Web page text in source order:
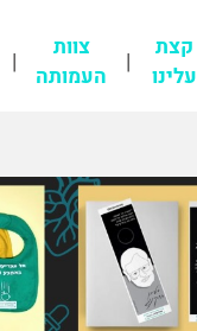
קצת
עלינו
צוות
העמותה